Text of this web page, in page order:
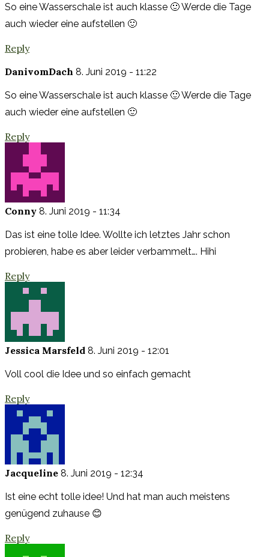
So eine Wasserschale ist auch klasse 🙂 Werde die Tage
auch wieder eine aufstellen 🙂
Reply
DanivomDach 8. Juni 2019 - 11:22
So eine Wasserschale ist auch klasse 🙂 Werde die Tage
auch wieder eine aufstellen 🙂
Reply
Conny 8. Juni 2019 - 11:34
Das ist eine tolle Idee. Wollte ich letztes Jahr schon
probieren, habe es aber leider verbammelt…. Hihi
Reply
Jessica Marsfeld 8. Juni 2019 - 12:01
Voll cool die Idee und so einfach gemacht
Reply
Jacqueline 8. Juni 2019 - 12:34
Ist eine echt tolle idee! Und hat man auch meistens
genügend zuhause 😊
Reply